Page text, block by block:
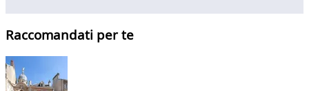
Raccomandati per te